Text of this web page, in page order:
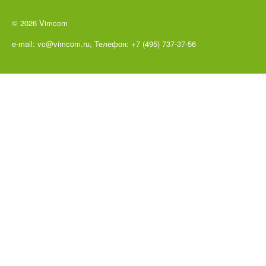
© 2026 Vimcom
e-mail: vc@vimcom.ru, Телефон: +7 (495) 737-37-56